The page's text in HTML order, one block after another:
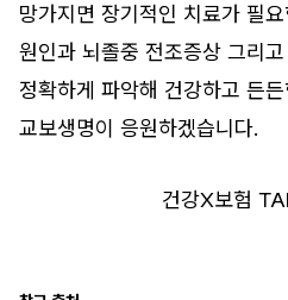
망가지면 장기적인 치료가 필
원인과 뇌졸중 전조증상 그리
정확하게 파악해 건강하고 든
교보생명이 응원하겠습니다.
건강X보험